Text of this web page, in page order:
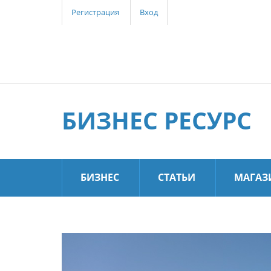
Регистрация Вход
БИЗНЕС РЕСУРС
БИЗНЕС СТАТЬИ